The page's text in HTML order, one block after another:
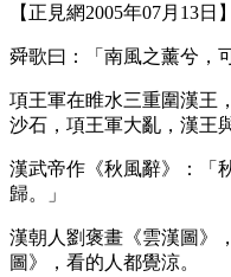
【正見網2005年07月13日】
舜歌曰：「南風之薰兮，
項王軍在睢水三重圍漢王
沙石，項王軍大亂，漢王
漢武帝作《秋風辭》：「
歸。」
漢朝人劉褒畫《雲漢圖》
圖》，看的人都覺涼。